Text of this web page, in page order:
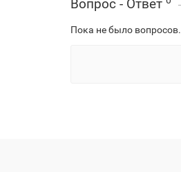
Вопрос - Ответ
Пока не было вопросов.